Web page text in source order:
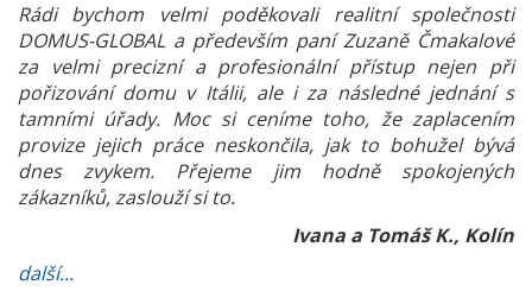
Rádi bychom velmi poděkovali realitní společnosti
DOMUS-GLOBAL a především paní Zuzaně Čmakalové
za velmi precizní a profesionální přístup nejen při
pořizování domu v Itálii, ale i za následné jednání s
tamními úřady. Moc si ceníme toho, že zaplacením
provize jejich práce neskončila, jak to bohužel bývá
dnes zvykem. Přejeme jim hodně spokojených
zákazníků, zaslouží si to.
Ivana a Tomáš K., Kolín
další...